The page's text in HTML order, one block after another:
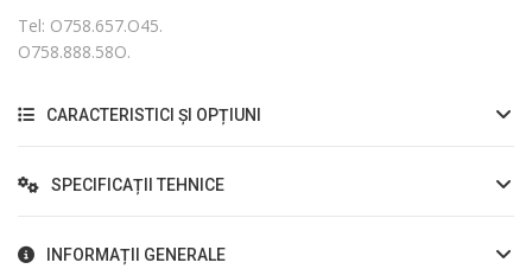
Tel: O758.657.O45.
O758.888.58O.
CARACTERISTICI ȘI OPȚIUNI
SPECIFICAȚII TEHNICE
INFORMAȚII GENERALE